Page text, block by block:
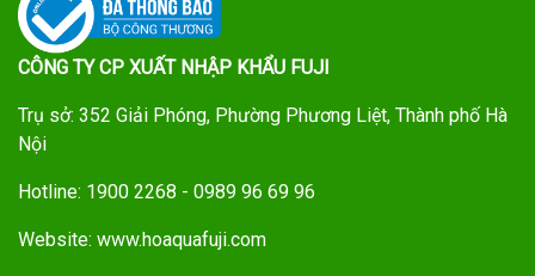
CÔNG TY CP XUẤT NHẬP KHẨU FUJI
Trụ sở: 352 Giải Phóng, Phường Phương Liệt, Thành phố Hà
Nội
Hotline: 1900 2268 - 0989 96 69 96
Website: www.hoaquafuji.com